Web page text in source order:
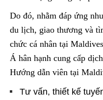
Do đó, nhằm đáp ứng
du lịch, giao thương và
chức cá nhân tại
Á hân hạnh cung cấp
Hướng dẫn viên tại
Tư vấn, thiết kế